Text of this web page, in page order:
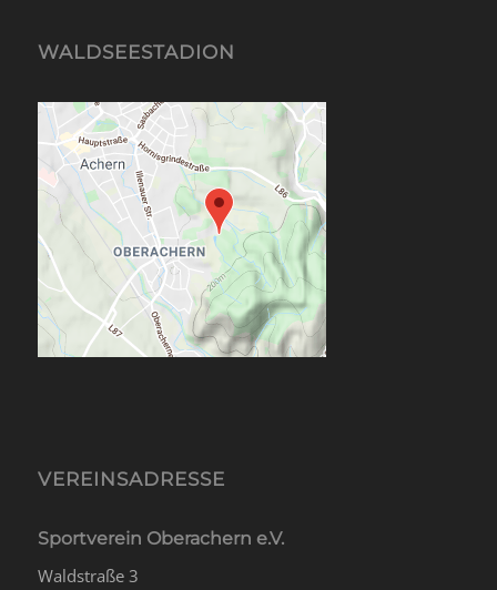
WALDSEESTADION
VEREINSADRESSE
Sportverein Oberachern e.V.
Waldstraße 3